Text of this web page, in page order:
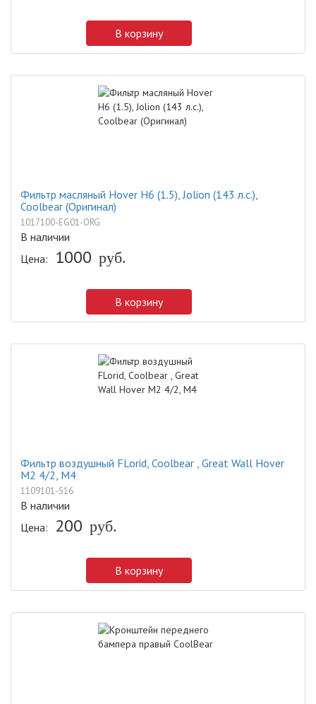
В корзину
Фильтр масляный Hover H6 (1.5), Jolion (143 л.с.),
Coolbear (Оригинал)
1017100-EG01-ORG
В наличии
Цена:
1000 руб.
В корзину
Фильтр воздушный FLorid, Coolbear , Great Wall Hover
M2 4/2, M4
1109101-S16
В наличии
Цена: 200 руб.
В корзину